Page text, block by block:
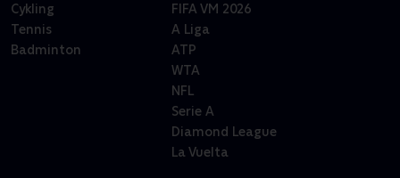
Cykling
Tennis
Badminton
FIFA VM 2026
A Liga
ATP
WTA
NFL
Serie A
Diamond League
La Vuelta